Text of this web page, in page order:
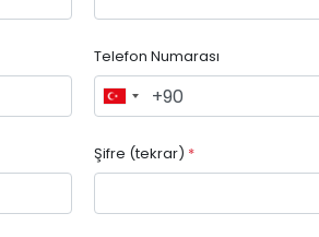
Telefon Numarası
Şifre (tekrar) *